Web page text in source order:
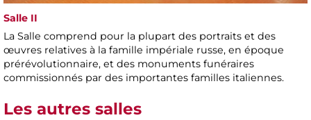
Salle II
La Salle comprend pour la plupart des portraits et des
œuvres relatives à la famille impériale russe, en époque
prérévolutionnaire, et des monuments funéraires
commissionnés par des importantes familles italiennes.
Les autres salles